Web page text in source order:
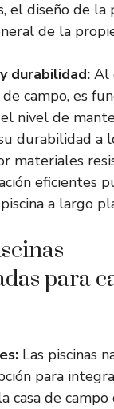
el diseño de la
de la
durabilidad: Al
de campo, es
nivel de
durabilidad a
materiales
eficientes
a largo
para
Las piscinas
para
casa de